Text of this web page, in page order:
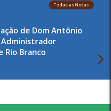
Todas as Notas
Damasceno